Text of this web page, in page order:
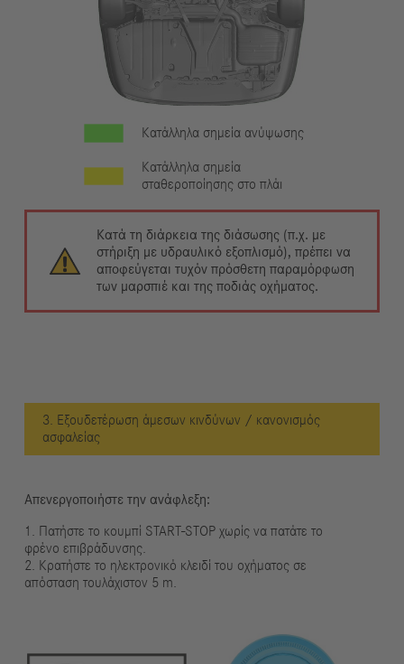
Κατάλληλα σημεία ανύψωσης
Κατάλληλα σημεία
σταθεροποίησης στο πλάι
Κατά τη διάρκεια της διάσωσης (π.χ. με
στήριξη με υδραυλικό εξοπλισμό), πρέπει να
αποφεύγεται τυχόν πρόσθετη παραμόρφωση
των μαρσπιέ και της ποδιάς οχήματος.
3. Εξουδετέρωση άμεσων κινδύνων / κανονισμός
ασφαλείας
Απενεργοποιήστε την ανάφλεξη:
1. Πατήστε το κουμπί START-STOP χωρίς να πατάτε το
φρένο επιβράδυνσης.
2. Κρατήστε το ηλεκτρονικό κλειδί του οχήματος σε
απόσταση τουλάχιστον 5 m.